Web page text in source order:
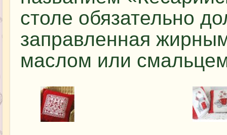
столе обязательно
заправленная
маслом или